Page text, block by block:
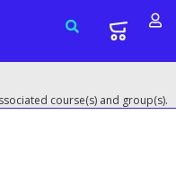
course(s) and group(s).